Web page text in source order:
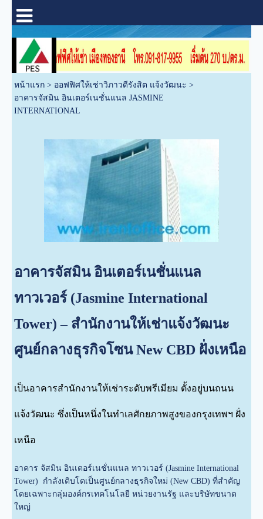
หน้าแรก > ออฟฟิศให้เช่าวิภาวดีรังสิต แจ้งวัฒนะ >
อาคารจัสมิน อินเตอร์เนชั่นแนล JASMINE
INTERNATIONAL
อาคารจัสมิน อินเตอร์เนชั่นแนล
ทาวเวอร์ (Jasmine International
Tower) – สำนักงานให้เช่าแจ้งวัฒนะ
ศูนย์กลางธุรกิจโซน New CBD ฝั่งเหนือ
เป็นอาคารสำนักงานให้เช่าระดับพรีเมียม ตั้งอยู่บนถนน
แจ้งวัฒนะ ซึ่งเป็นหนึ่งในทำเลศักยภาพสูงของกรุงเทพฯ ฝั่ง
เหนือ
อาคาร จัสมิน อินเตอร์เนชั่นแนล ทาวเวอร์ (Jasmine International
Tower) กำลังเติบโตเป็นศูนย์กลางธุรกิจใหม่ (New CBD) ที่สำคัญ
โดยเฉพาะกลุ่มองค์กรเทคโนโลยี หน่วยงานรัฐ และบริษัทขนาด
ใหญ่